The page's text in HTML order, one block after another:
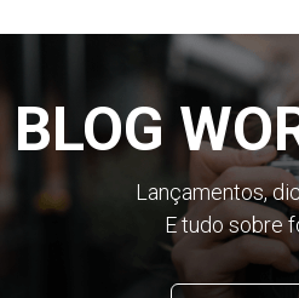
BLOG
Lançamentos,
E tudo sobre